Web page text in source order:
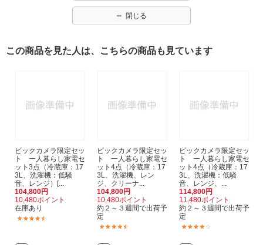
閉じる
この商品を見た人は、こちらの商品も見ています
ビックカメラ限定セッ
ト 一人暮らし家電セ
ット3点（冷蔵庫：17
3L、洗濯機：低騒
音、レンジ）[...
104,800円
10,480ポイント
在庫あり
ビックカメラ限定セッ
ト 一人暮らし家電セ
ット4点（冷蔵庫：17
3L、洗濯機、レン
ジ、クリーナ...
104,800円
10,480ポイント
約２～３週間で出荷予
定
ビックカメラ限定セッ
ト 一人暮らし家電セ
ット4点（冷蔵庫：17
3L、洗濯機：低騒
音、レンジ、...
114,800円
11,480ポイント
約２～３週間で出荷予
定